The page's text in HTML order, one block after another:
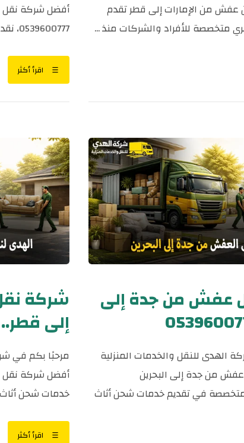
من الإمارات إلى قطر تقدم
متخصصة للأفراد والشركات منذ ...
أفضل شركة
0539600777، نقدم لك خدمة شحن أثاث بري اقتصادية، ...
اقرأ أكثر
عفش من جدة إلى
الهدى للنقل والخدمات المنزلية
من جدة إلى البحرين
والمتخصصة في تقديم خدمات شحن أثاث
شركة
إلى
مرحبًا بكم في
أفضل شركة
خدمات شحن
اقرأ أكثر